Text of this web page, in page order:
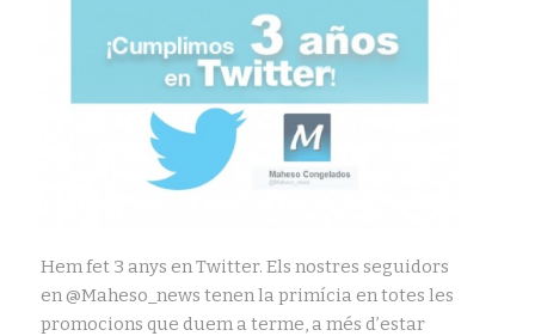
Hem fet 3 anys en Twitter. Els nostres seguidors
en @Maheso_news tenen la primícia en totes les
promocions que duem a terme, a més d’estar